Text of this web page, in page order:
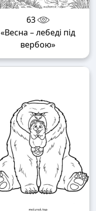
63
«Весна – лебеді під
вербою»